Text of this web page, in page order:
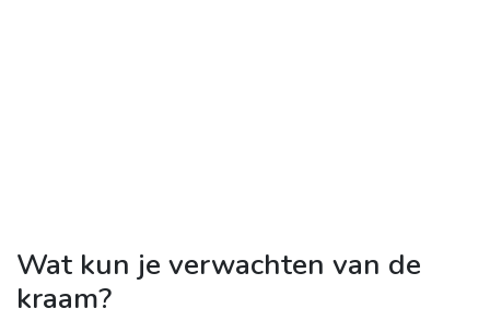
Wat kun je verwachten van de
kraam?